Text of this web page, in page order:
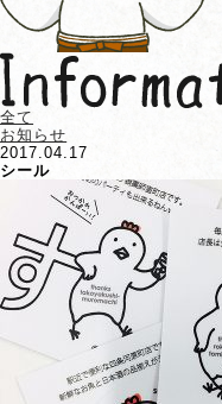
全て
お知らせ
2017.04.17
シール